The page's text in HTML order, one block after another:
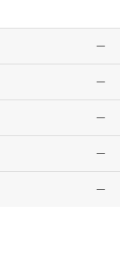
炎、上腕骨上顆炎
の腫脹・疼痛
ず医師・歯科医
、1日1回を目安に
うこと。
剤使用前に必ず医
をお受けくださ